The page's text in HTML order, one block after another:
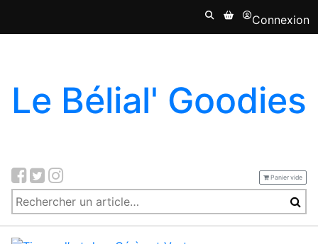
Connexion
Le Bélial' Goodies
Panier vide